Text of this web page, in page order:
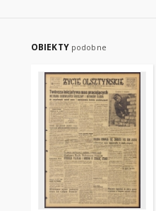
OBIEKTY podobne